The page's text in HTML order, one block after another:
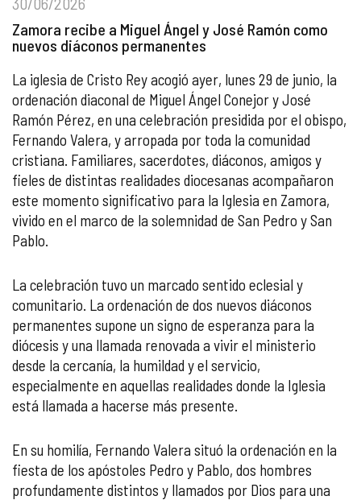
Zamora recibe a Miguel Ángel y José Ramón como
nuevos diáconos permanentes
La iglesia de Cristo Rey acogió ayer, lunes 29 de junio, la
ordenación diaconal de Miguel Ángel Conejor y José
Ramón Pérez, en una celebración presidida por el obispo,
Fernando Valera, y arropada por toda la comunidad
cristiana. Familiares, sacerdotes, diáconos, amigos y
fieles de distintas realidades diocesanas acompañaron
este momento significativo para la Iglesia en Zamora,
vivido en el marco de la solemnidad de San Pedro y San
Pablo.
La celebración tuvo un marcado sentido eclesial y
comunitario. La ordenación de dos nuevos diáconos
permanentes supone un signo de esperanza para la
diócesis y una llamada renovada a vivir el ministerio
desde la cercanía, la humildad y el servicio,
especialmente en aquellas realidades donde la Iglesia
está llamada a hacerse más presente.
En su homilía, Fernando Valera situó la ordenación en la
fiesta de los apóstoles Pedro y Pablo, dos hombres
profundamente distintos y llamados por Dios para una